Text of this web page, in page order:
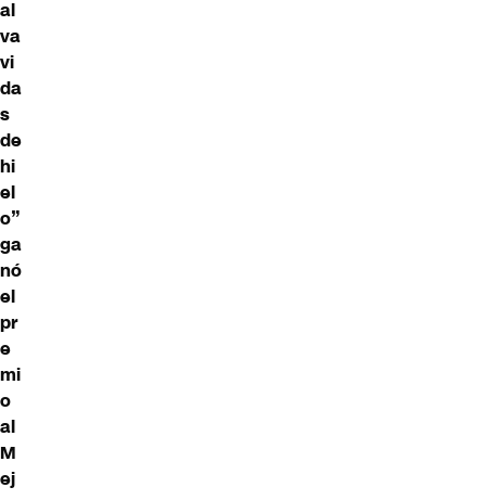
al
va
vi
da
s
de
hi
el
o”
ga
nó
el
pr
e
mi
o
al
M
ej